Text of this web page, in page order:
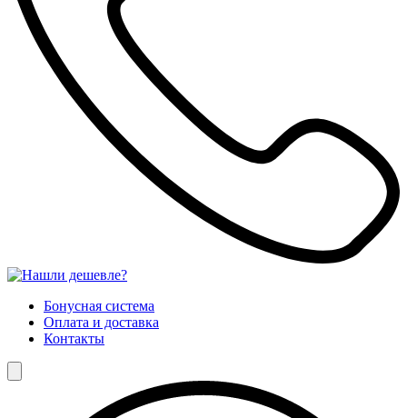
Бонусная система
Оплата и доставка
Контакты